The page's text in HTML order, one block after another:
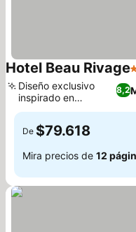
Hotel Beau Rivage
8,2
Diseño exclusivo
inspirado en
guijarros
De $79.618
Mira precios de 12